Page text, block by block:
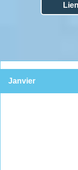
Janvier